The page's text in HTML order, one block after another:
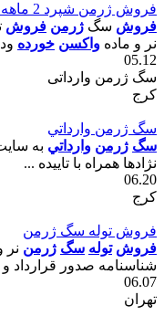
فروش ژرمن شپرد 2 ماهه واکسن خورده
فروش سگ ژرمن فروش
نر و ماده واکسن خورده
05.12
سگ ژرمن وارداتی
کرج
سگ ژرمن وارداتي
سگ ژرمن وارداتي به
نژادها همراه با تاييده ...
06.20
کرج
فروش توله سگ ژرمن
فروش توله سگ ژرمن نر
شناسنامه صدور قرارداد و
06.07
تهران